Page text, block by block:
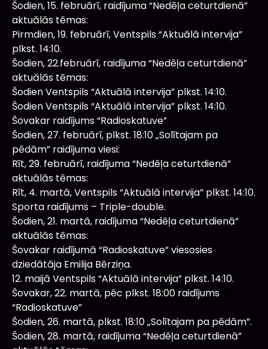
Šodien, 15. februārī, raidījuma “Nedēļa ceturtdienā”
aktuālās tēmas:
Pirmdien, 19. februārī, Ventspils “Aktuālā intervija”
plkst. 14:10.
Šodien, 22.februārī, raidījuma “Nedēļa ceturtdienā”
aktuālās tēmas:
Šodien Ventspils “Aktuālā intervija” plkst. 14:10.
Šodien Ventspils “Aktuālā intervija” plkst. 14:10.
Šovakar raidījums “Radioskatuve”
Šodien, 27. februārī, plkst. 18:10 „Solītajam pa
pēdām” raidījuma viesi:
Rīt, 29. februārī, raidījuma “Nedēļa ceturtdienā”
aktuālās tēmas:
Rīt, 4. martā, Ventspils “Aktuālā intervija” plkst. 14:10.
Sporta raidījums – Triple-double.
Šodien, 21. martā, raidījuma “Nedēļa ceturtdienā”
aktuālās tēmas:
Šovakar raidījumā “Radioskatuve” viesosies
dziedātāja Emilija Bērziņa.
12. maijā Ventspils “Aktuālā intervija” plkst. 14:10.
Šovakar, 22. martā, pēc plkst. 18:00 raidījums
“Radioskatuve”
Šodien, 26. martā, plkst. 18:10 „Solītajam pa pēdām”.
Šodien, 28. martā, raidījuma “Nedēļa ceturtdienā”